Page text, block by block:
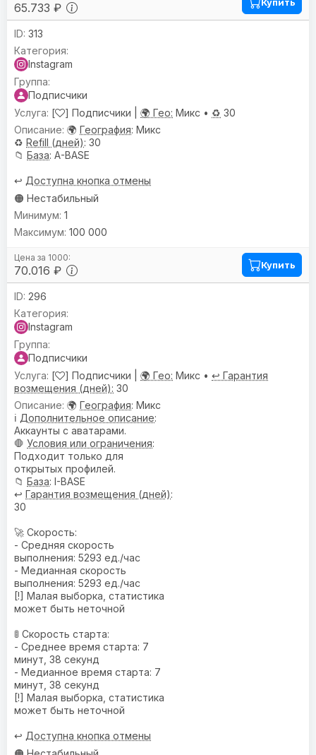
65.733 ₽
313
Instagram
Подписчики
[
] Подписчики | 🌍 Гео: Микс • ♻️ 30
🌍 География: Микс
♻️ Refill (дней): 30
📁 База: A-BASE
↩️ Доступна кнопка отмены
🟠 Нестабильный
70.016 ₽
1
100 000
Купить
296
Instagram
Подписчики
[
] Подписчики | 🌍 Гео: Микс • ↩️ Гарантия
возмещения (дней): 30
🌍 География: Микс
ℹ️ Дополнительное описание:
Аккаунты с аватарами.
🛑 Условия или ограничения:
Подходит только для
открытых профилей.
📁 База: I-BASE
↩️ Гарантия возмещения (дней):
30
🚀 Скорость:
- Средняя скорость
выполнения: 5293 ед./час
- Медианная скорость
выполнения: 5293 ед./час
[!] Малая выборка, статистика
может быть неточной
🚦 Скорость старта:
- Среднее время старта: 7
минут, 38 секунд
- Медианное время старта: 7
минут, 38 секунд
[!] Малая выборка, статистика
может быть неточной
↩️ Доступна кнопка отмены